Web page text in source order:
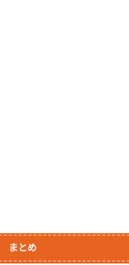
まとめ